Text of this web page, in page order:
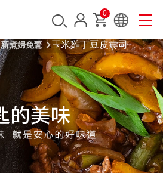
0
新煮婦免驚 玉米雞丁豆皮壽司